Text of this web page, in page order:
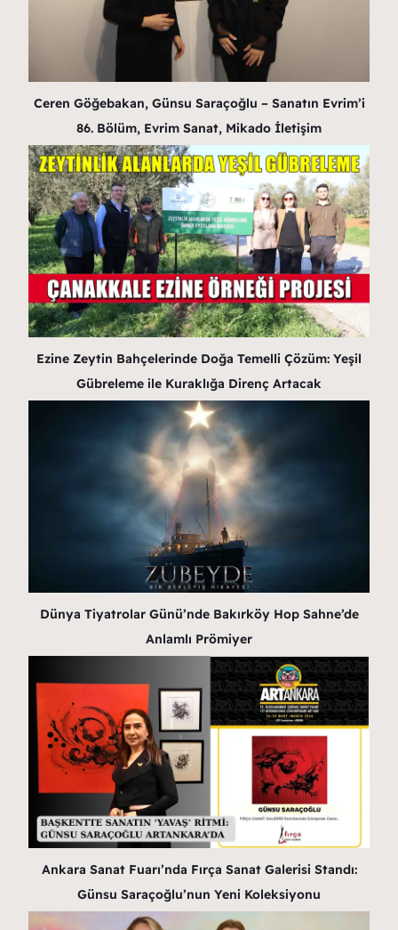
Ceren Göğebakan, Günsu Saraçoğlu – Sanatın Evrim’i
86. Bölüm, Evrim Sanat, Mikado İletişim
Ezine Zeytin Bahçelerinde Doğa Temelli Çözüm: Yeşil
Gübreleme ile Kuraklığa Direnç Artacak
Dünya Tiyatrolar Günü’nde Bakırköy Hop Sahne’de
Anlamlı Prömiyer
Ankara Sanat Fuarı’nda Fırça Sanat Galerisi Standı:
Günsu Saraçoğlu’nun Yeni Koleksiyonu